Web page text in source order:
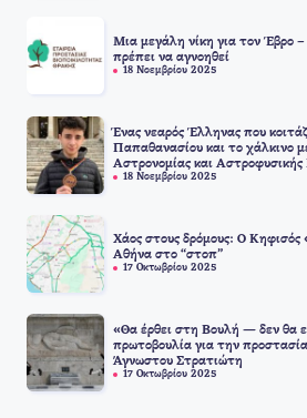
Μια μεγάλη νίκη για τον Έβρο
πρέπει να αγνοηθεί
18 Νοεμβρίου 2025
Ένας νεαρός Έλληνας που
Παπαθανασίου και το χάλκινο
Αστρονομίας και
18 Νοεμβρίου 2025
Χάος στους δρόμους: Ο
Αθήνα στο “στοπ”
17 Οκτωβρίου 2025
«Θα έρθει στη Βουλή — δεν θα
πρωτοβουλία για την
Άγνωστου Στρατιώτη
17 Οκτωβρίου 2025